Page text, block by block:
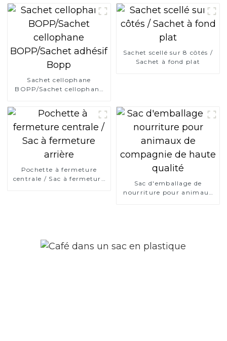
Sachet cellophane
BOPP/Sachet cellophane
Sachet scellé sur 8 côtés /
Sachet à fond plat
Pochette à fermeture
centrale / Sac à fermeture
Sac d'emballage de
nourriture pour animaux